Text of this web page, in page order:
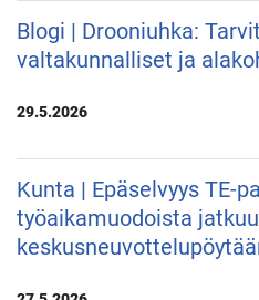
Blogi | Drooniuhka:
valtakunnalliset ja
29.5.2026
Kunta | Epäselvyys TE-
työaikamuodoista